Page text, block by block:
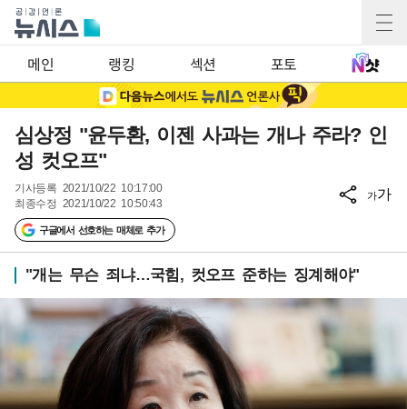
메인 랭킹 섹션 포토
심상정 "윤두환, 이젠 사과는 개나 주라? 인
성 컷오프"
기사등록 2021/10/22 10:17:00
최종수정 2021/10/22 10:50:43
구글에서 선호하는 매체로 추가
가가
"개는 무슨 죄냐…국힘, 컷오프 준하는 징계해야"